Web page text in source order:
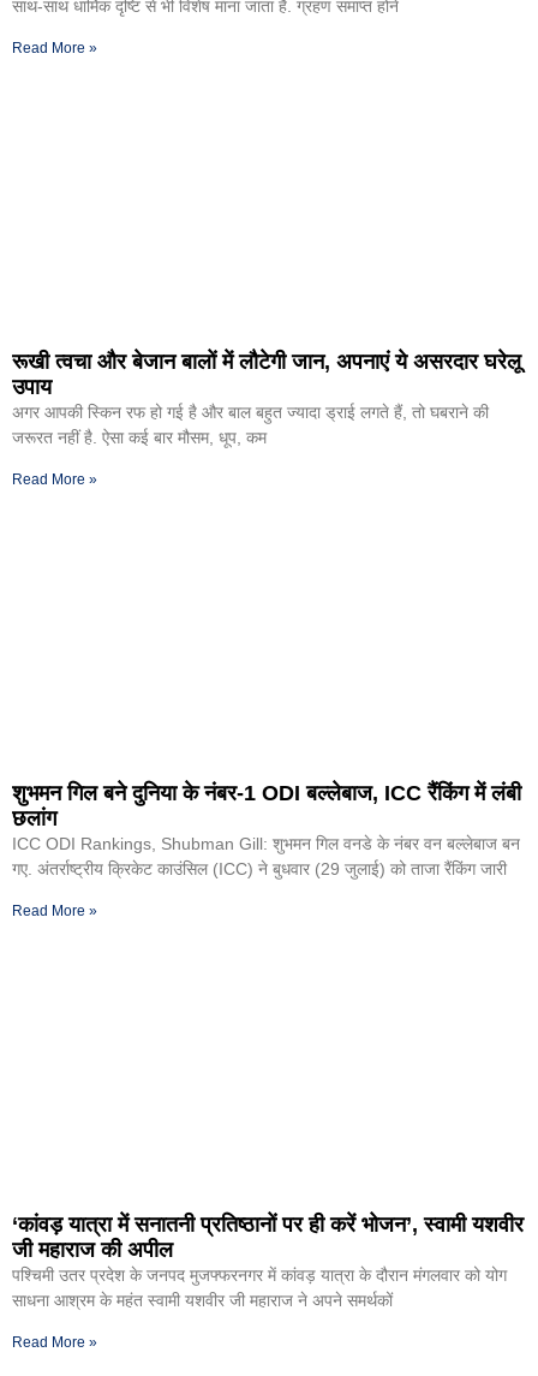
साथ-साथ धार्मिक दृष्टि से भी विशेष माना जाता है. ग्रहण समाप्त होने
Read More »
रूखी त्वचा और बेजान बालों में लौटेगी जान, अपनाएं ये असरदार घरेलू
उपाय
अगर आपकी स्किन रफ हो गई है और बाल बहुत ज्यादा ड्राई लगते हैं, तो घबराने की
जरूरत नहीं है. ऐसा कई बार मौसम, धूप, कम
Read More »
शुभमन गिल बने दुनिया के नंबर-1 ODI बल्लेबाज, ICC रैंकिंग में लंबी
छलांग
ICC ODI Rankings, Shubman Gill: शुभमन गिल वनडे के नंबर वन बल्लेबाज बन
गए. अंतर्राष्ट्रीय क्रिकेट काउंसिल (ICC) ने बुधवार (29 जुलाई) को ताजा रैंकिंग जारी
Read More »
‘कांवड़ यात्रा में सनातनी प्रतिष्ठानों पर ही करें भोजन’, स्वामी यशवीर
जी महाराज की अपील
पश्चिमी उतर प्रदेश के जनपद मुजफ्फरनगर में कांवड़ यात्रा के दौरान मंगलवार को योग
साधना आश्रम के महंत स्वामी यशवीर जी महाराज ने अपने समर्थकों
Read More »